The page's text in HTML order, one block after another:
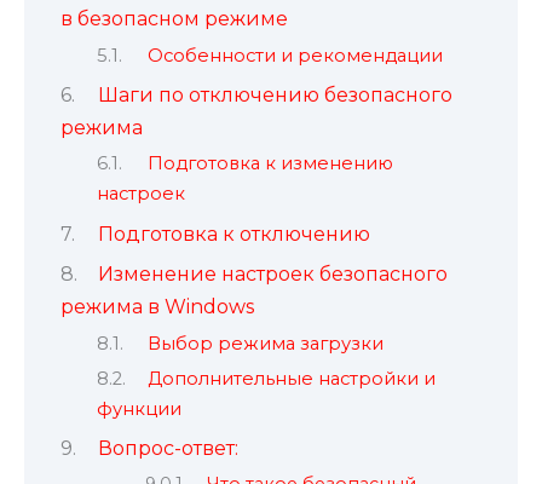
в безопасном режиме
Особенности и рекомендации
Шаги по отключению безопасного
режима
Подготовка к изменению
настроек
Подготовка к отключению
Изменение настроек безопасного
режима в Windows
Выбор режима загрузки
Дополнительные настройки и
функции
Вопрос-ответ: